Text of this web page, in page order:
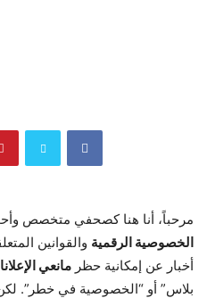
مرحباً، أنا هنا كصحفي متخصص
الخصوصية الرقمية والقوانين
أخبار عن إمكانية حظر مانعي
بلاس” أو “الخصوصية في خطر”.